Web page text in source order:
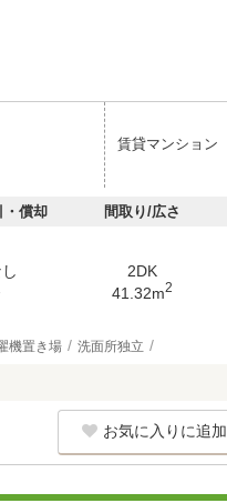
賃貸マンション
・償却 間取り/広さ
2DK
41.32m2
機置き場 洗面所独立
お気に入りに追加